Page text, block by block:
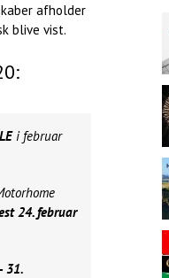
afholder
blive vist.
i februar
24. februar
31.